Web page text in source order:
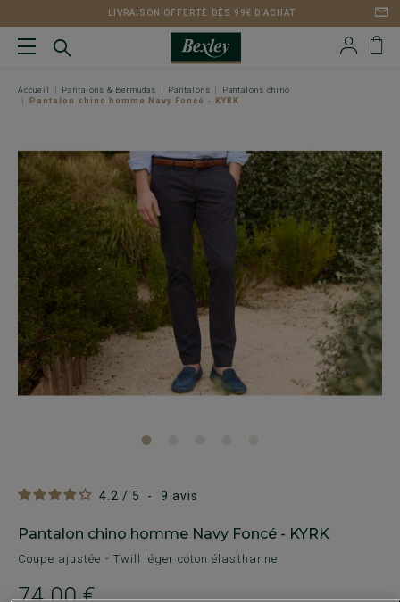
LIVRAISON OFFERTE DÈS 99€ D'ACHAT
Accueil Pantalons & Bermudas Pantalons
Pantalons chino
Pantalon chino homme Navy Foncé - KYRK
4.2 / 5 - 9 avis
Pantalon chino homme Navy Foncé - KYRK
Coupe ajustée - Twill léger coton élasthanne
74,00 €